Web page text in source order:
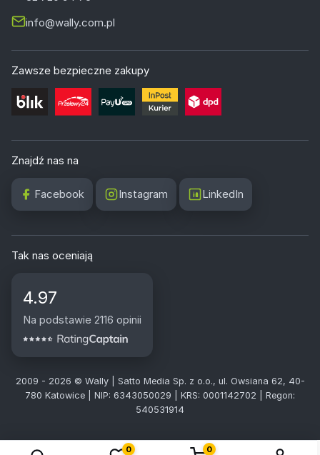
info@wally.com.pl
Zawsze bezpieczne zakupy
Znajdź nas na
Facebook Instagram LinkedIn
Tak nas oceniają
4.97
Na podstawie 2116 opinii
2009 - 2026 © Wally | Satto Media Sp. z o.o., ul. Owsiana 62, 40-
780 Katowice | NIP: 6343050029 | KRS: 0001142702 | Regon:
540531914
0 0